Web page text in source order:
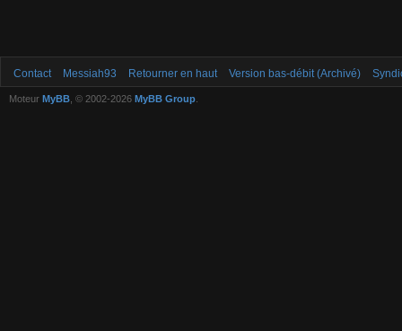
Contact Messiah93 Retourner en haut Version bas-débit (Archivé)
Moteur MyBB , © 2002-2026 MyBB Group